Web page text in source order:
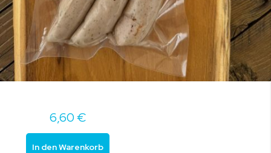
6,60 €
In den Warenkorb